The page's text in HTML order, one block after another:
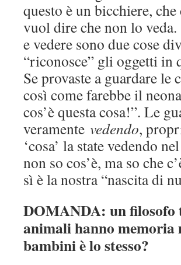
questo è un bicchiere,
vuol dire che non lo
e vedere sono due cose
“riconosce” gli oggetti in
Se provaste a guardare le
così come farebbe il
cos’è questa cosa!”. Le
veramente vedendo,
‘cosa’ la state vedendo
non so cos’è, ma so che
sì è la nostra “nascita di
DOMANDA: un filosofo
animali hanno memoria
bambini è lo stesso?